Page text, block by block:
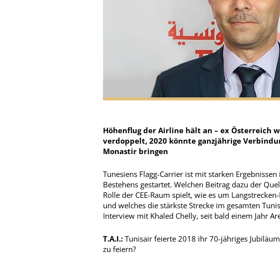
Höhenflug der Airline hält an – ex Österreich
verdoppelt, 2020 könnte ganzjährige
Monastir bringen
Tunesiens Flagg-Carrier ist mit starken Ergebnissen
Bestehens gestartet. Welchen Beitrag dazu der
Rolle der CEE-Raum spielt, wie es um
und welches die stärkste Strecke im gesamten
Interview mit Khaled Chelly, seit bald einem Jahr
T.A.I.:Tunisair feierte 2018 ihr 70-jähriges
zu feiern?